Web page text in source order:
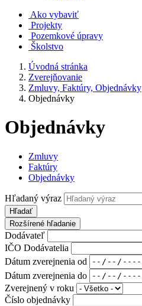
Ako vybaviť
Projekty
Pozemkové úpravy
Školstvo
Úvodná stránka
Zverejňovanie
Zmluvy, Faktúry, Objednávky
Objednávky
Objednávky
Zmluvy
Faktúry
Objednávky
Hľadaný výraz
Hľadať
Rozšírené hľadanie
Dodávateľ
IČO Dodávatelia
Dátum zverejnenia od
Dátum zverejnenia do
Zverejnený v roku
Číslo objednávky